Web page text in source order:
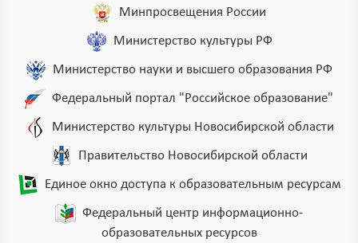
Минпросвещения России
Министерство культуры РФ
Министерство науки и высшего образования РФ
Федеральный портал "Российское образование"
Министерство культуры Новосибирской области
Правительство Новосибирской области
Единое окно доступа к образовательным ресурсам
Федеральный центр информационно-
образовательных ресурсов